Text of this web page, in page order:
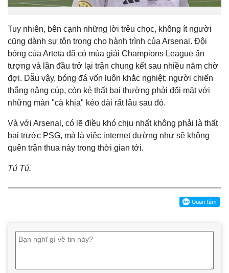
Tuy nhiên, bên cạnh những lời trêu chọc, không ít người
cũng dành sự tôn trọng cho hành trình của Arsenal. Đội
bóng của Arteta đã có mùa giải Champions League ấn
tượng và lần đầu trở lại trận chung kết sau nhiều năm chờ
đợi. Dẫu vậy, bóng đá vốn luôn khắc nghiệt: người chiến
thắng nâng cúp, còn kẻ thất bại thường phải đối mặt với
những màn "cà khịa" kéo dài rất lâu sau đó.
Và với Arsenal, có lẽ điều khó chịu nhất không phải là thất
bại trước PSG, mà là việc internet dường như sẽ không
quên trận thua này trong thời gian tới.
Tú Tú.